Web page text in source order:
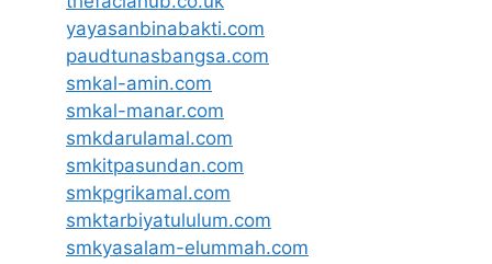
yayasanbinabakti.com
paudtunasbangsa.com
smkal-amin.com
smkal-manar.com
smkdarulamal.com
smkitpasundan.com
smkpgrikamal.com
smktarbiyatululum.com
smkyasalam-elummah.com